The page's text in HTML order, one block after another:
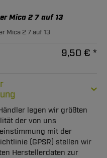
Mica 2 7 auf 13
Mica 2 7 auf 13
9,50 € *
legen wir größten
der von uns
mit der
(GPSR) stellen wir
Herstellerdaten zur